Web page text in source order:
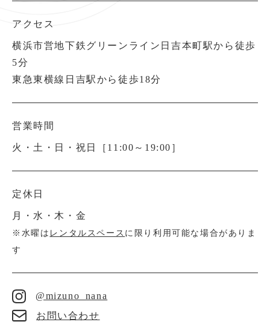
アクセス
横浜市営地下鉄グリーンライン日吉本町駅から徒歩
5分
東急東横線日吉駅から徒歩18分
営業時間
火・土・日・祝日［11:00～19:00］
定休日
月・水・木・金
※水曜は レンタルスペース に限り利用可能な場合がありま
す
@mizuno_nana
お問い合わせ